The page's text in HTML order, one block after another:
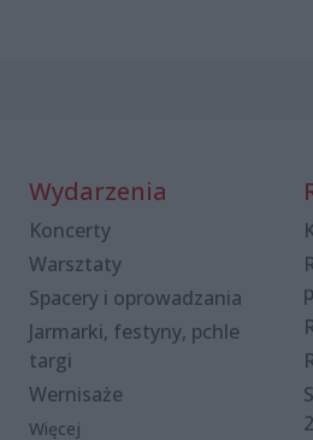
Wydarzenia
Koncerty
Warsztaty
Spacery i oprowadzania
Jarmarki, festyny, pchle
targi
Wernisaże
Więcej